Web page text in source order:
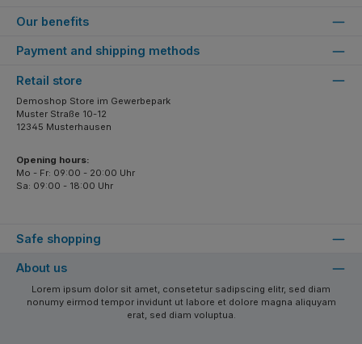
Our benefits
Payment and shipping methods
Safe shopping
Retail store
Demoshop Store im Gewerbepark
Muster Straße 10-12
12345 Musterhausen
Opening hours:
Mo - Fr: 09:00 - 20:00 Uhr
Sa: 09:00 - 18:00 Uhr
About us
Lorem ipsum dolor sit amet, consetetur sadipscing elitr, sed diam
nonumy eirmod tempor invidunt ut labore et dolore magna aliquyam
erat, sed diam voluptua.